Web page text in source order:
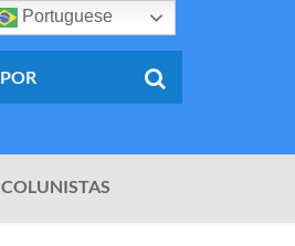
COLUNISTAS
Portuguese